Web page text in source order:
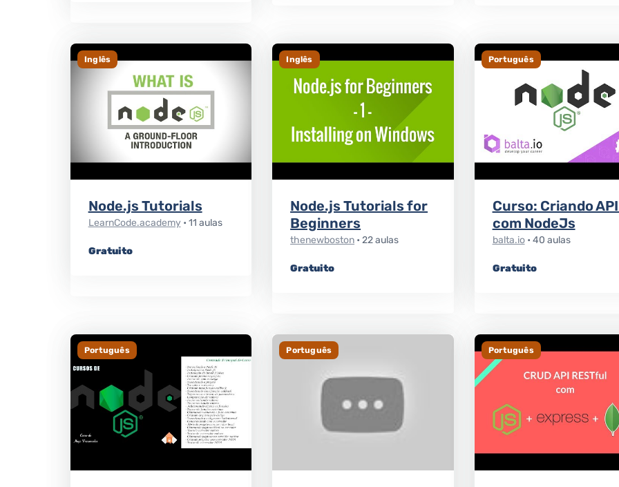
Inglês
Node.js Tutorials
LearnCode.academy • 11 aulas
Gratuito
Inglês
Node.js Tutorials for
Beginners
thenewboston • 22 aulas
Gratuito
Português
Curso: Criando
com NodeJs
balta.io • 40 aulas
Gratuito
Português Português Português